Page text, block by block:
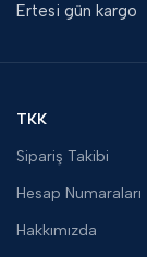
Ertesi gün kargo
TKK
Sipariş Takibi
Hesap Numaraları
Hakkımızda